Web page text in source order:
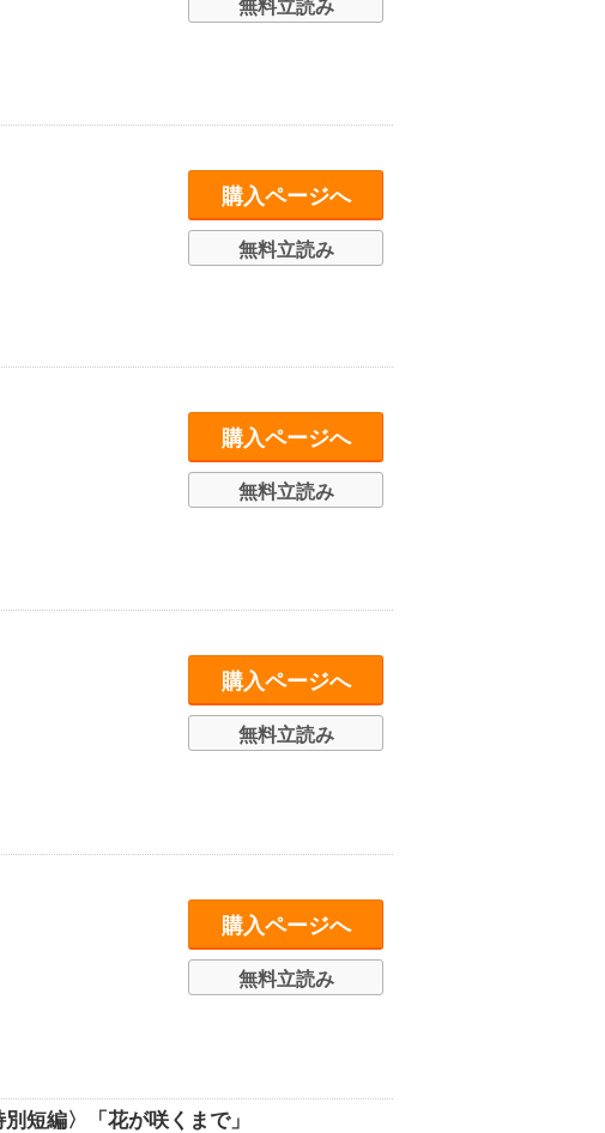
無料立読み
購入ページへ
無料立読み
購入ページへ
無料立読み
購入ページへ
無料立読み
購入ページへ
無料立読み
短編〉「花が咲くまで」